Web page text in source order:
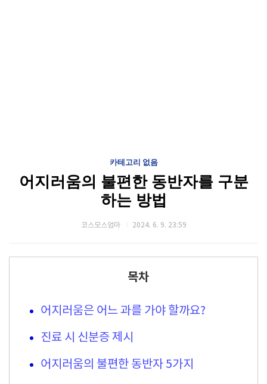
카테고리 없음
어지러움의 불편한 동반자를 구분
하는 방법
코스모스엄마 2024. 6. 9. 23:59
목차
어지러움은 어느 과를 가야 할까요?
진료 시 신분증 제시
어지러움의 불편한 동반자 5가지